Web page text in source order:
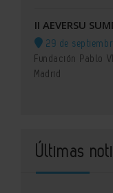
II AEVERSU
29 de
Fundación Pablo
Madrid
Últimas